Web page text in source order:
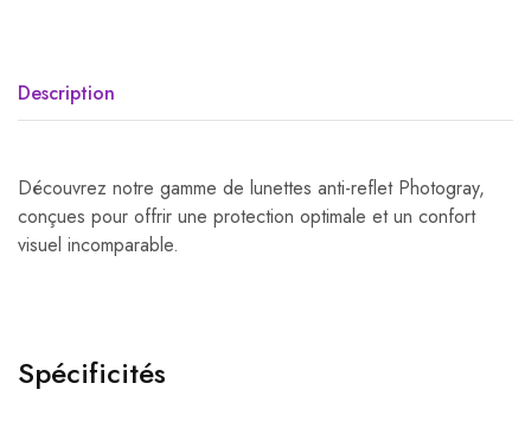
Description
Découvrez notre gamme de lunettes anti-reflet Photogray,
conçues pour offrir une protection optimale et un confort
visuel incomparable.
Spécificités